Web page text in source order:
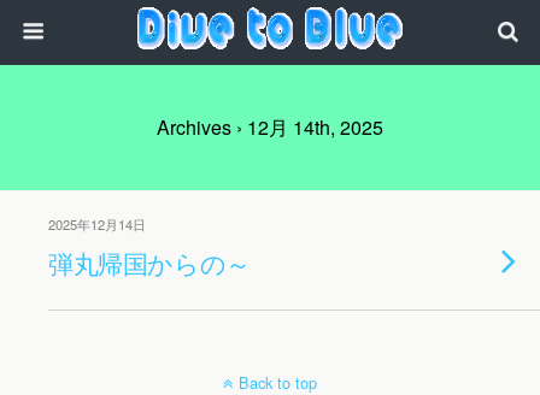
Archives › 12月 14th, 2025
2025年12月14日
弾丸帰国からの～
Back to top